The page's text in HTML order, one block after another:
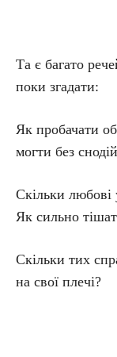
Та є багато
поки згадати:
Як пробачати
могти без
Скільки любові
Як сильно
Скільки тих
на свої плечі?